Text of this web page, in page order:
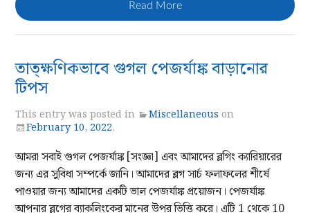
Read More
তাত্ক্ষণিকভাবে গুগল পেজর্যাঙ্ক বাড়ানোর
টিপস
This entry was posted in Miscellaneous on
February 10, 2022.
আমরা সবাই গুগল পেজর্যাঙ্ক [সংজ্ঞা] এবং আমাদের ব্লগিং ক্যারিয়ারের
জন্য এর সুবিধা সম্পর্কে জানি। আমাদের ব্লগ সার্চ ফলাফলের শীর্ষে
পাওয়ার জন্য আমাদের একটি ভাল পেজর্যাঙ্ক প্রয়োজন। পেজর্যাঙ্ক
আপনার ব্লগের ব্যাকলিংকের মানের উপর ভিত্তি করে। এটি 1 থেকে 10